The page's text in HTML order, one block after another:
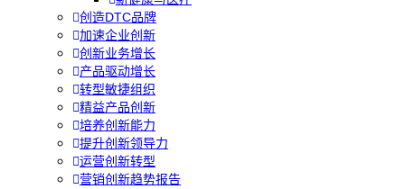
创造DTC品牌
加速企业创新
创新业务增长
产品驱动增长
转型敏捷组织
精益产品创新
培养创新能力
提升创新领导力
运营创新转型
营销创新趋势报告